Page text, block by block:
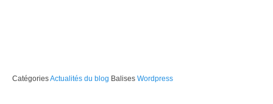
CatégoriesActualités du blog Balises Wordpress